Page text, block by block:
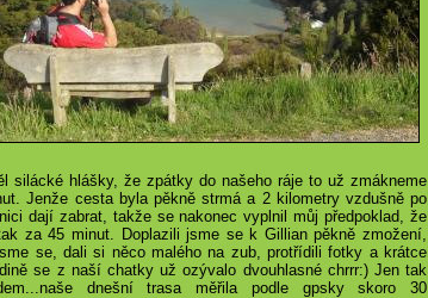
silácké hlášky, že zpátky do našeho ráje to už zmákneme
Jenže cesta byla pěkně strmá a 2 kilometry vzdušně po
dají zabrat, takže se nakonec vyplnil můj předpoklad, že
za 45 minut. Doplazili jsme se k Gillian pěkně zmožení,
se, dali si něco malého na zub, protřídili fotky a krátce
se z naší chatky už ozývalo dvouhlasné chrrr:) Jen tak
dnešní trasa měřila podle gpsky skoro 30